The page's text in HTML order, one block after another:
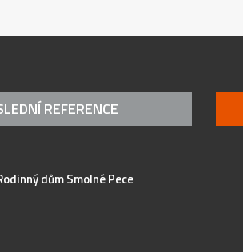
REFERENCE
dům Smolné Pece